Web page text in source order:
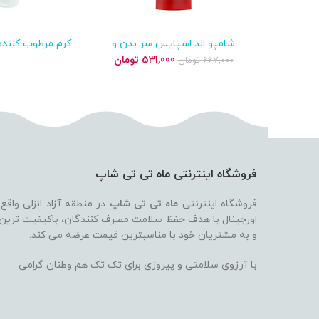
افزودن به سبد خرید
شامپو الد اسپایس سر بدن و
صورت مدل WhiteWater
667,000 تومان قیمت
531,000 تومان
اطلاعاتکرم مرطوب
فروشگاه اینترنتی ماه تی تی شاپ
فروشگاه اینترنتی ماه تی تی شاپ در منطقه آزاد انزلی
اورجینال با هدف حفظ سلامت مصرف کنندگان، باکیفیت ترین
و به مشتریان خود با مناسبترین قیمت عرضه می کند.
با آرزوی سلامتی و پیروزی برای تک تک هم وطنان گرامی